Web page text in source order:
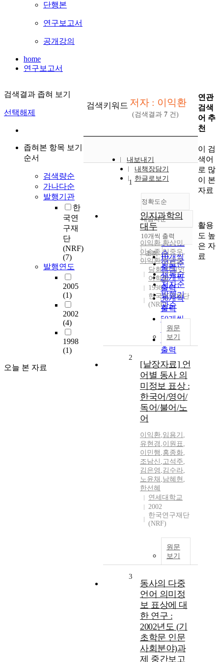
단행본
연구보고서
공개강의
home
연구보고서
검색결과 좁혀 보기
선택해제
좁혀본 항목 보기
순서
검색량순
가나다순
발행기관
한
국연
구재
단
(NRF)
(7)
발행연도
2005
(1)
2002
(4)
1998
(1)
오늘 본 자료
검색키워드 저자 : 이익환
(검색결과 7 건)
내보내기
내책장담기
한글로보기
정확도순
정확도
순
인기도
순
연도순
제목순
저자순
발행기
관순
내림차순
내림차순
10개씩 출력
10개씩
출력
20개씩
출력
30개씩
출력
50개씩
출력
100개씩
출력
조회
1
인지과학의
대두
이익환,황상민,
이승종,임중우,
이익환,한광희
담회.인지언
어학회
1998
한국연구재단
(NRF)
원문
보기
2
[낱장자료] 언
어별 동사 의
미정보 표상 :
한국어/영어/
독어/불어/노
어
이익환,임용기 ,
유현경 ,이원표,
이민행 ,홍종화,
조남신 ,고석주,
김은영 ,김수라,
노윤채 ,남혜현 ,
한선혜
연세대학교
2002
한국연구재단
(NRF)
원문
보기
3
동사의 다중
언어 의미정
보 표상에 대
한 연구 :
2002년도 (기
초학문 인문
사회분야)과
제 중간보고
연관
검색
어 추
천
이 검
색어
로 많
이 본
자료
활용
도 높
은 자
료